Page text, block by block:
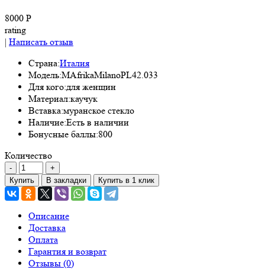
8000 Р
rating
| Написать отзыв
Страна:Италия
Модель:MAfrikaMilanoPL42.033
Для кого:для женщин
Материал:каучук
Вставка:муранское стекло
Наличие:Есть в наличии
Бонусные баллы:800
Количество
Купить В закладки Купить в 1 клик
Описание
Доставка
Оплата
Гарантия и возврат
Отзывы (0)